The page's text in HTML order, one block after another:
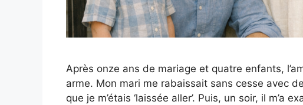
Après onze ans de mariage et quatre enfants,
arme. Mon mari me rabaissait sans cesse avec
que je m’étais ‘laissée aller’. Puis, un soir, il m’a